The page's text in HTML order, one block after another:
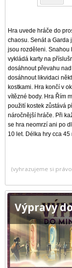
Hra uvede hráče do
chaosu. Senát a Garda
jsou rozděleni. Snahou
vykládá karty na
dosáhnout převahu
dosáhnout likvidaci
kostkami. Hra končí v
vítězné body. Hra Řím
použití kostek zůstává
náročnější hráče. Při
se hra neomrzí ani po
10 let. Délka hry cca 45
(vyhrazujeme si
Výpravy